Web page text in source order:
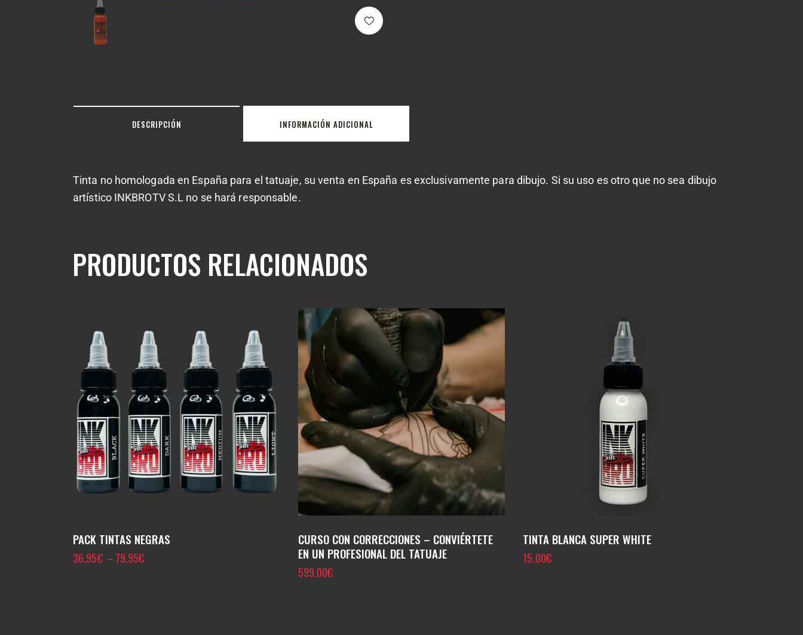
DESCRIPCIÓN INFORMACIÓN ADICIONAL
Tinta no homologada en España para el tatuaje, su venta en España es exclusivamente para dibujo. Si su uso es otro que no sea dibujo
artístico INKBROTV S.L no se hará responsable.
PRODUCTOS RELACIONADOS
PACK TINTAS NEGRAS
36,95€ – 79,95€
CURSO CON CORRECCIONES – CONVIÉRTETE
EN UN PROFESIONAL DEL TATUAJE
599,00€
TINTA BLANCA SUPER WHITE
15,00€